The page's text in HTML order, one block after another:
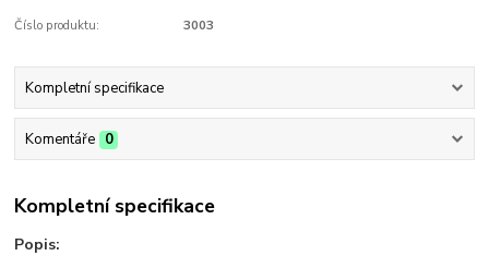
Číslo produktu: 3003
Kompletní specifikace
Komentáře 0
Kompletní specifikace
Popis: